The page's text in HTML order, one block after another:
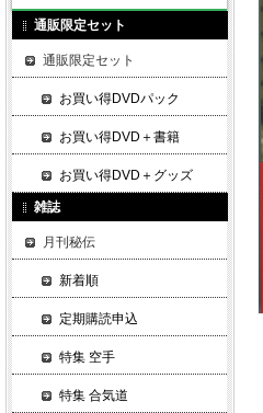
通販限定セット
通販限定セット
お買い得DVDパック
お買い得DVD＋書籍
お買い得DVD＋グッズ
雑誌
月刊秘伝
新着順
定期購読申込
特集 空手
特集 合気道